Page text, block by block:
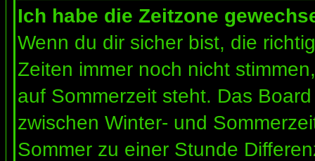
Ich habe die Zeitzone
Wenn du dir sicher bist, die
Zeiten immer noch nicht
auf Sommerzeit steht. Das
zwischen Winter- und
Sommer zu einer Stunde